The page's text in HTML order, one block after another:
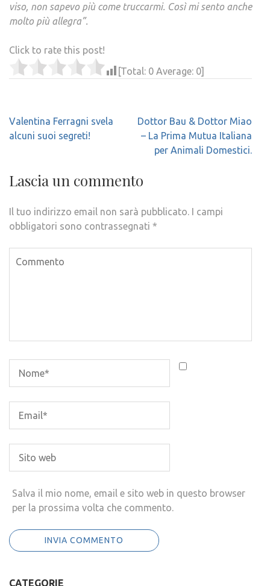
viso, non sapevo più come truccarmi. Così mi sento anche
molto più allegra”.
Click to rate this post!
[Total: 0 Average: 0]
Navigazione
articoli
Valentina Ferragni svela
alcuni suoi segreti!
Dottor Bau & Dottor Miao
– La Prima Mutua Italiana
per Animali Domestici.
Lascia un commento
Il tuo indirizzo email non sarà pubblicato.
I campi
obbligatori sono contrassegnati *
Salva il mio nome, email e sito web in questo browser
per la prossima volta che commento.
CATEGORIE